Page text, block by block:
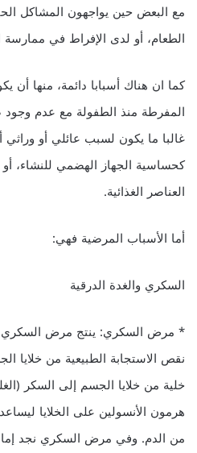
مع البعض حين يواجهون المشاكل
الطعام، أو لدى الإفراط في
كما ان هناك أسبابا دائمة، منها أن
المفرطة منذ الطفولة مع عدم
غالبا ما يكون لسبب عائلي أو وراثي
كحساسية الجهاز الهضمي
العناصر الغذائية.
أما الأسباب المرضية فهي:
السكري والغدة الدرقية
* مرض السكري: ينتج مرض السكري
نقص الاستجابة الطبيعية من خلايا
خلية من خلايا الجسم إلى السكر
هرمون الأنسولين على الخلايا
من الدم. وفي مرض السكري نجد إما